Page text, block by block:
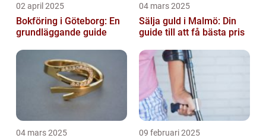
02 april 2025
Bokföring i Göteborg: En
grundläggande guide
04 mars 2025
Sälja guld i Malmö: Din
guide till att få bästa pris
04 mars 2025 09 februari 2025